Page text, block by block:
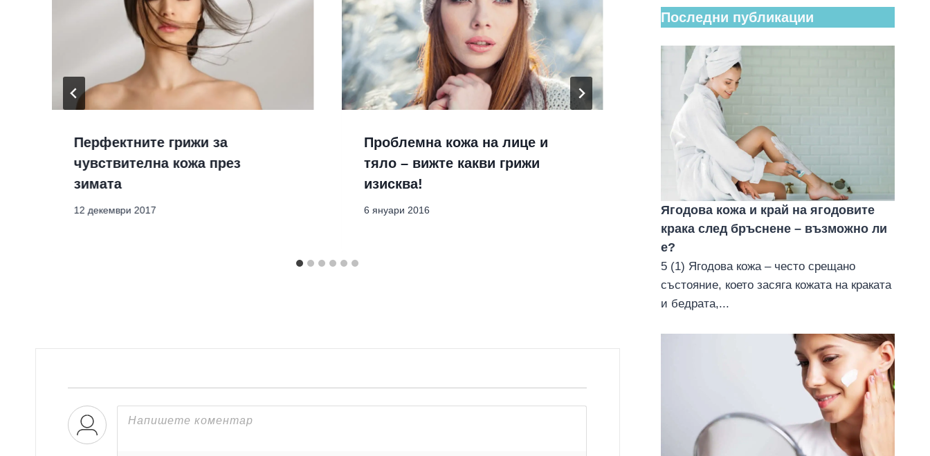
Перфектните грижи за
чувствителна кожа през
зимата
12 декември 2017
Проблемна кожа на лице и
тяло – вижте какви грижи
изисква!
6 януари 2016
GinGira Medicasol е подходящ
при стрии
Последни публикации
Ягодова кожа и край на ягодовите
крака след бръснене – възможно ли
е?
5 (1) Ягодова кожа – често срещано
състояние, което засяга кожата на краката
и бедрата,...